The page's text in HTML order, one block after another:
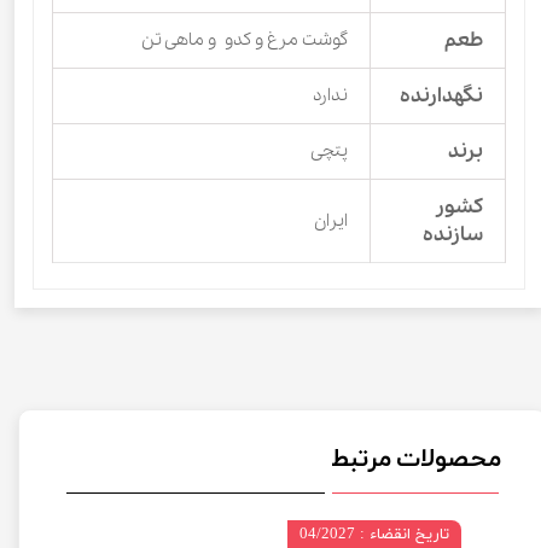
طعم گوشت مرغ و کدو و ماهی تن
نگهدارنده ندارد
برند پتچی
کشور
سازنده
ایران
محصولات مرتبط
تاریخ انقضاء : 04/2027